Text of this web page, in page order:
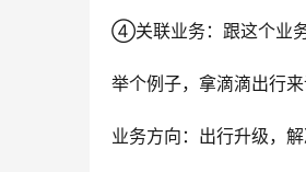
④关联业务：跟这个业务
举个例子，拿滴滴出行来
业务方向：出行升级，